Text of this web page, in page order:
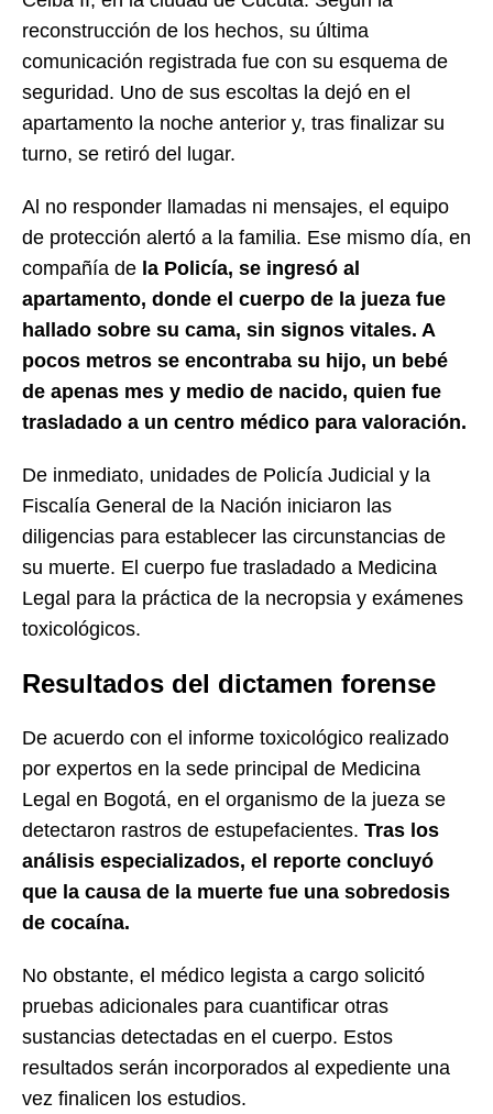
reconstrucción de los hechos, su última
comunicación registrada fue con su esquema de
seguridad. Uno de sus escoltas la dejó en el
apartamento la noche anterior y, tras finalizar su
turno, se retiró del lugar.
Al no responder llamadas ni mensajes, el equipo
de protección alertó a la familia. Ese mismo día, en
compañía de la Policía, se ingresó al
apartamento, donde el cuerpo de la jueza fue
hallado sobre su cama, sin signos vitales. A
pocos metros se encontraba su hijo, un bebé
de apenas mes y medio de nacido, quien fue
trasladado a un centro médico para valoración.
De inmediato, unidades de Policía Judicial y la
Fiscalía General de la Nación iniciaron las
diligencias para establecer las circunstancias de
su muerte. El cuerpo fue trasladado a Medicina
Legal para la práctica de la necropsia y exámenes
toxicológicos.
Resultados del dictamen forense
De acuerdo con el informe toxicológico realizado
por expertos en la sede principal de Medicina
Legal en Bogotá, en el organismo de la jueza se
detectaron rastros de estupefacientes. Tras los
análisis especializados, el reporte concluyó
que la causa de la muerte fue una sobredosis
de cocaína.
No obstante, el médico legista a cargo solicitó
pruebas adicionales para cuantificar otras
sustancias detectadas en el cuerpo. Estos
resultados serán incorporados al expediente una
vez finalicen los estudios.